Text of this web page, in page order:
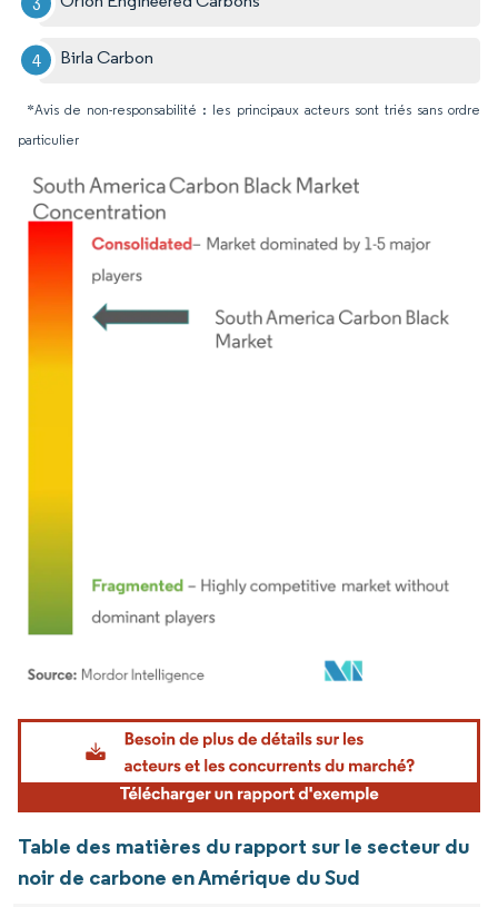
Birla Carbon
*Avis de non-responsabilité : les principaux acteurs sont triés sans ordre
particulier
Image © Mordor Intelligence. La réutilisation nécessite une attribution sous CC BY
Table des matières du rapport sur le secteur du
noir de carbone en Amérique du Sud